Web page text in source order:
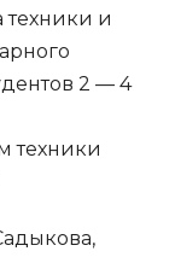
техники и
2 — 4
техники